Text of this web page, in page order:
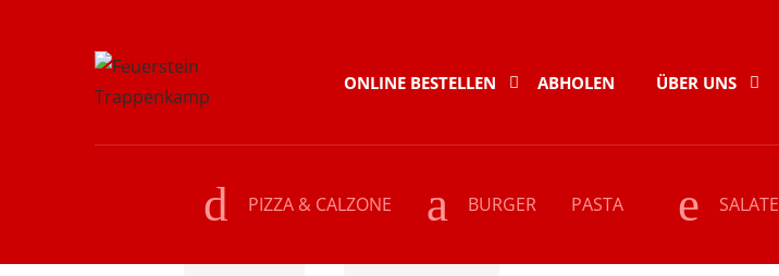
Skip
to
Skip
to
ONLINE BESTELLEN ABHOLEN ÜBER UNS
PIZZA & CALZONE BURGER PASTA SALATE